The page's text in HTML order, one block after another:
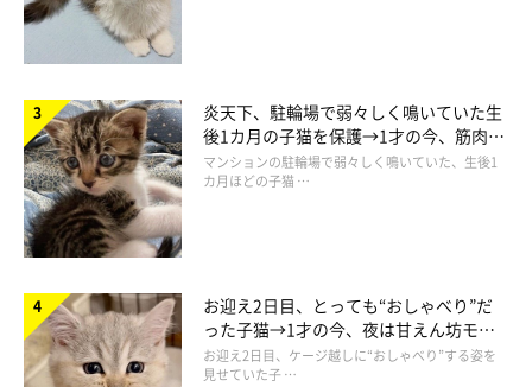
しばらくふみふみをした後に、ゴロゴロのどを鳴らしながら飼い
主さんの横で寝るのが日課になったといいます。
炎天下、駐輪場で弱々しく鳴いていた生
後1カ月の子猫を保護→1才の今、筋肉質
でツンデレなコに成長
マンションの駐輪場で弱々しく鳴いていた、生後1
カ月ほどの子猫 …
お迎え2日目、とっても“おしゃべり”だ
った子猫→1才の今、夜は甘えん坊モー
ドになるコに成長！
お迎え2日目、ケージ越しに“おしゃべり”する姿を
見せていた子 …